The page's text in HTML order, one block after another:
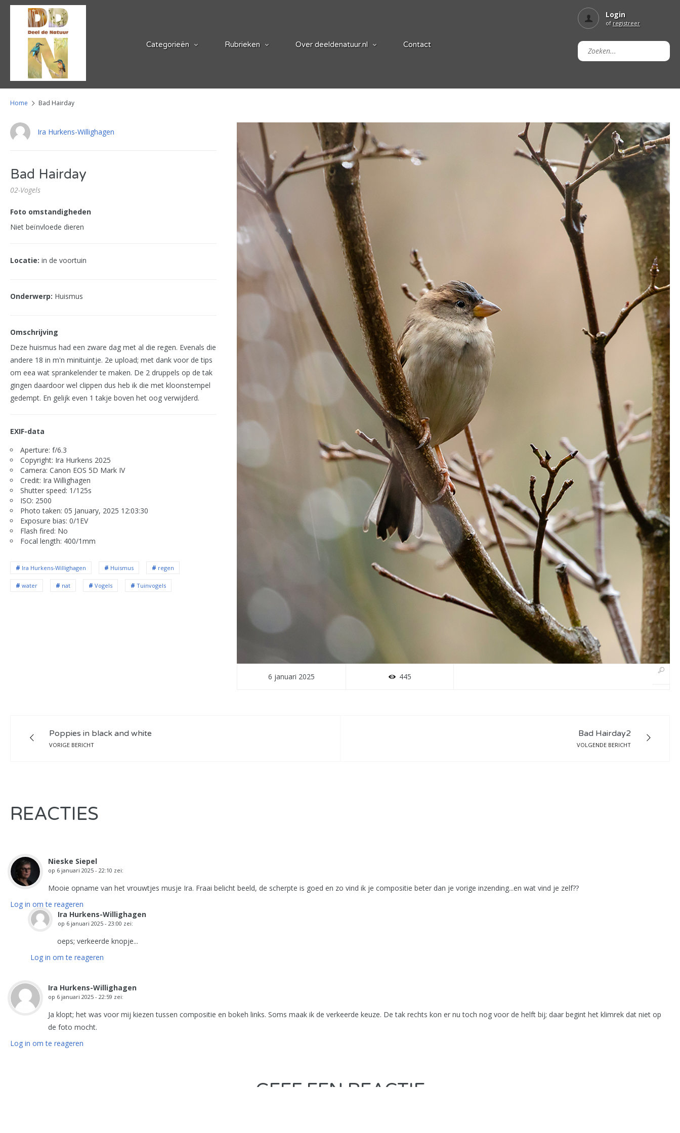
Categorieën Rubrieken Over deeldenatuur.nl Contact
Login
of registreer
Home Bad Hairday
Ira Hurkens-Willighagen
Bad Hairday
02-Vogels
Foto omstandigheden
Niet beïnvloede dieren
Locatie: in de voortuin
Onderwerp: Huismus
Omschrijving
Deze huismus had een zware dag met al die regen. Evenals die
andere 18 in m'n minituintje. 2e upload; met dank voor de tips
om eea wat sprankelender te maken. De 2 druppels op de tak
gingen daardoor wel clippen dus heb ik die met kloonstempel
gedempt. En gelijk even 1 takje boven het oog verwijderd.
EXIF-data
Aperture: f/6.3
Copyright: Ira Hurkens 2025
Camera: Canon EOS 5D Mark IV
Credit: Ira Willighagen
Shutter speed: 1/125s
ISO: 2500
Photo taken: 05 January, 2025 12:03:30
Exposure bias: 0/1EV
Flash fired: No
Focal length: 400/1mm
Ira Hurkens-Willighagen Huismus regen
water nat Vogels Tuinvogels
6 januari 2025 445
Poppies in black and white
VORIGE BERICHT
Bad Hairday2
VOLGENDE BERICHT
REACTIES
Nieske Siepel
op 6 januari 2025 - 22:10 zei:
Mooie opname van het vrouwtjes musje Ira. Fraai belicht beeld, de scherpte is goed en zo vind ik je compositie beter dan je vorige inzending...en wat vind je zelf??
Log in om te reageren
Ira Hurkens-Willighagen
op 6 januari 2025 - 23:00 zei:
oeps; verkeerde knopje...
Log in om te reageren
Ira Hurkens-Willighagen
op 6 januari 2025 - 22:59 zei:
Ja klopt; het was voor mij kiezen tussen compositie en bokeh links. Soms maak ik de verkeerde keuze. De tak rechts kon er nu toch nog voor de helft bij; daar begint het klimrek dat niet op
de foto mocht.
Log in om te reageren
GEEF EEN REACTIE